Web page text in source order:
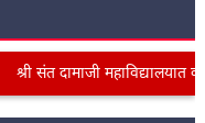
संत दामाजी महाविद्यालयात